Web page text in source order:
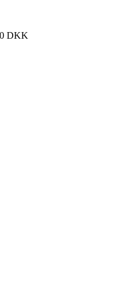
DKK